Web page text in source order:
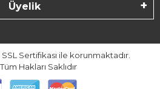
Üyelik
Sertifikası ile korunmaktadır.
Tüm Hakları Saklıdır